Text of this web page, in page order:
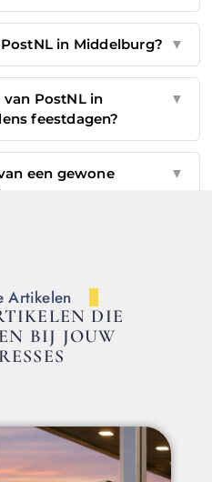
in Middelburg? ▼
PostNL in
feestdagen?
▼
een gewone
▼
Artikelen
DIE
BIJ JOUW